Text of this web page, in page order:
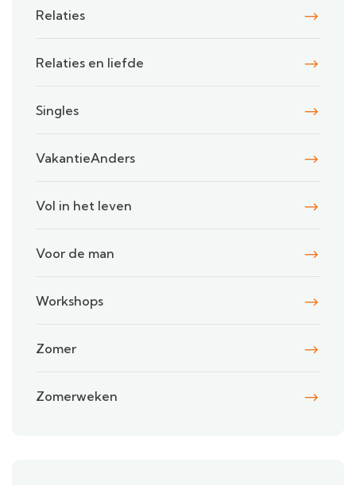
Relaties
Relaties en liefde
Singles
VakantieAnders
Vol in het leven
Voor de man
Workshops
Zomer
Zomerweken